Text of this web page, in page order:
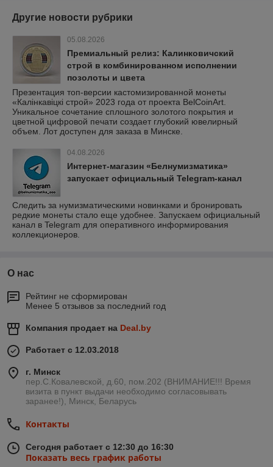
Другие новости рубрики
05.08.2026
Премиальный релиз: Калинковичский
строй в комбинированном исполнении
позолоты и цвета
Презентация топ-версии кастомизированной монеты
«Калінкавіцкі строй» 2023 года от проекта BelCoinArt.
Уникальное сочетание сплошного золотого покрытия и
цветной цифровой печати создает глубокий ювелирный
объем. Лот доступен для заказа в Минске.
04.08.2026
Интернет-магазин «Белнумизматика»
запускает официальный Telegram-канал
Следить за нумизматическими новинками и бронировать
редкие монеты стало еще удобнее. Запускаем официальный
канал в Telegram для оперативного информирования
коллекционеров.
О нас
Рейтинг не сформирован
Менее 5 отзывов за последний год
Компания продает на Deal.by
Работает с 12.03.2018
г. Минск
пер.С.Ковалевской, д.60, пом.202 (ВНИМАНИЕ!!! Время
визита в пункт выдачи необходимо согласовывать
заранее!), Минск, Беларусь
Контакты
Сегодня работает с 12:30 до 16:30
Показать весь график работы